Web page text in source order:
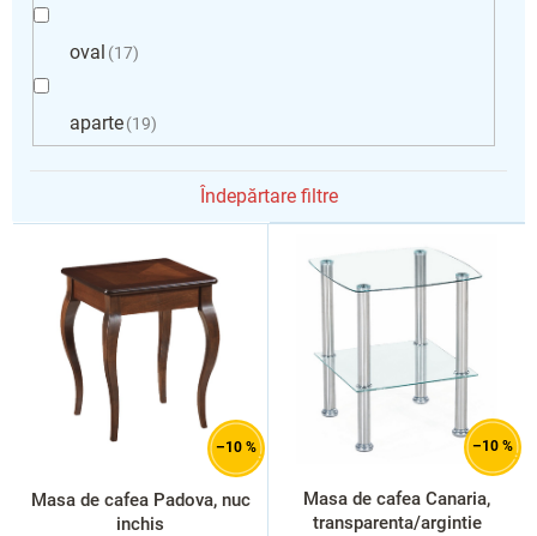
oval 17
aparte 19
Îndepărtare filtre
L
–10 %
Masa de cafea Padova, nuc
inchis
–10 %
Masa de cafea Canaria,
transparenta/argintie